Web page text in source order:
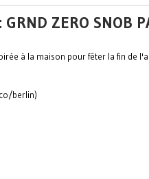
ZERO SNOB
à la maison pour fêter la fin de
berlin)